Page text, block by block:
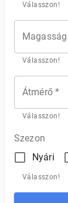
Válasszon!
Magasság
Válasszon!
Átmérő *
Válasszon!
Szezon
Nyári
Válasszon!